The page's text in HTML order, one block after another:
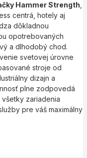
Hammer Strength
centrá, hotely aj
dôkladnou
opotrebovaných
a dlhodobý chod.
svetovej úrovne
stroje od
dizajn a
plne zodpovedá
zariadenia
pre váš maximálny